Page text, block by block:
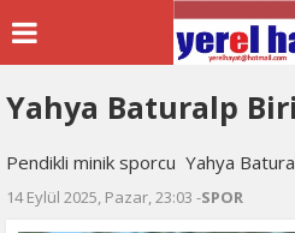
Yahya Baturalp
Pendikli minik sporcu Yahya
14 Eylül 2025, Pazar, 23:03 -SPOR